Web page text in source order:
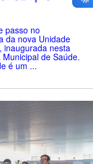
passo no
da nova Unidade
inaugurada nesta
de Saúde.
é um ...